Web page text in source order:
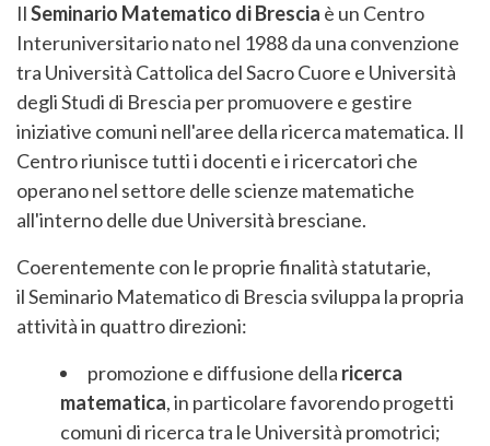
IlSeminario Matematico di Brescia è un Centro
Interuniversitario nato nel 1988 da una convenzione
tra Università Cattolica del Sacro Cuore e Università
degli Studi di Brescia per promuovere e gestire
iniziative comuni nell'aree della ricerca matematica. Il
Centro riunisce tutti i docenti e i ricercatori che
operano nel settore delle scienze matematiche
all'interno delle due Università bresciane.
Coerentemente con le proprie finalità statutarie,
il Seminario Matematico di Brescia sviluppa la propria
attività in quattro direzioni:
promozione e diffusione della ricerca
matematica, in particolare favorendo progetti
comuni di ricerca tra le Università promotrici;